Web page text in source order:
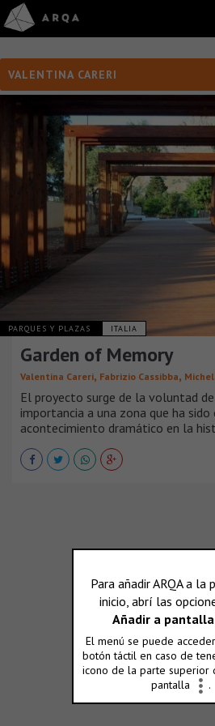
VALENTINA CARERI
PARQUES Y PLAZAS ITALIA
Garden of Memory
Valentina Careri, Fabrizio Cassibba,
El proyecto surge de la voluntad
importancia a una zona que ha sido
acontecimiento dramático en la